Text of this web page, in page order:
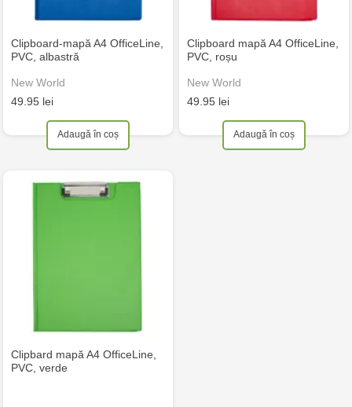
Clipboard-mapă A4 OfficeLine,
PVC, albastră
New World
49.95 lei
Adaugă în coș
Clipboard mapă A4 OfficeLine,
PVC, roșu
New World
49.95 lei
Adaugă în coș
Clipbard mapă A4 OfficeLine,
PVC, verde